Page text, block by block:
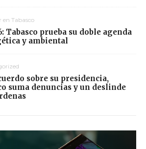
en Tabasco
Tabasco prueba su doble agenda
y ambiental
sobre su presidencia,
suma denuncias y un deslinde